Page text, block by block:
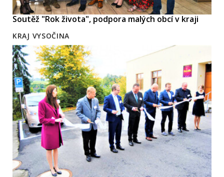
Soutěž "Rok života", podpora malých obcí v kraji
KRAJ VYSOČINA